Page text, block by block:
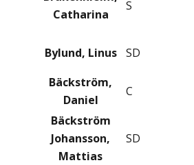
Catharina
S
Bylund, Linus SD
Bäckström,
Daniel
C
Bäckström
Johansson,
Mattias
SD